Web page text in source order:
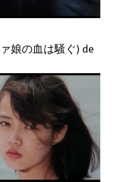
娘の血は騒ぐ) de